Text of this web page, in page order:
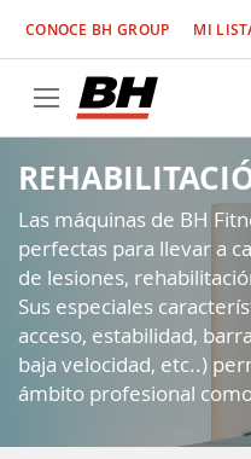
al
contenido
CONOCE BH GROUP MI
Las máquinas de BH
perfectas para llevar a
de lesiones,
Sus especiales
acceso, estabilidad,
baja velocidad, etc..)
ámbito profesional